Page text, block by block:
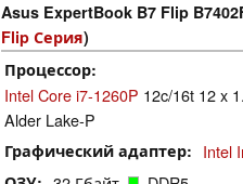
Asus ExpertBook B7 Flip
Flip Серия)
Процессор
Intel Core i7-1260P 12c/16t 12 x
Alder Lake-P
Графический адаптер Intel